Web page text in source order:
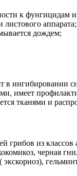
к фунгицидам
аппарата;
дождем;
в ингибировании
имеет
тканями и
грибов из
черная